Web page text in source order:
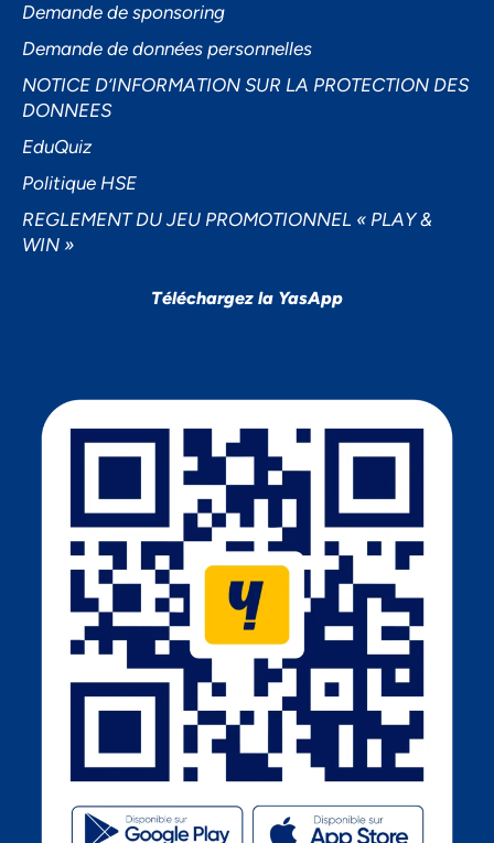
Demande de sponsoring
Demande de données personnelles
NOTICE D’INFORMATION SUR LA PROTECTION DES
DONNEES
EduQuiz
Politique HSE
REGLEMENT DU JEU PROMOTIONNEL « PLAY &
WIN »
Téléchargez la YasApp
Préférences